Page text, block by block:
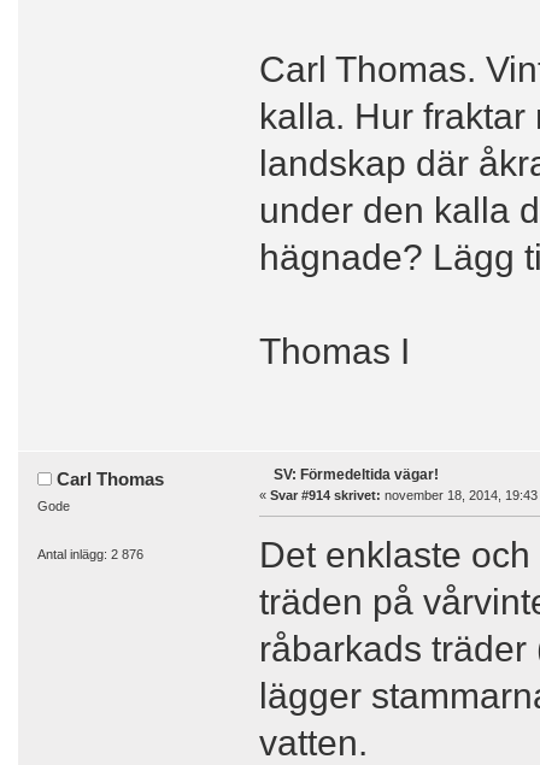
Carl Thomas.
kalla. Hur
landskap där
under den kalla
hägnade? Lägg
Thomas I
Carl Thomas
Gode
Antal inlägg: 2 876
SV: Förmedeltida vägar!
« Svar #914 skrivet: november 18, 2014, 19:43
Det enklaste
träden på
råbarkads
lägger
vatten.